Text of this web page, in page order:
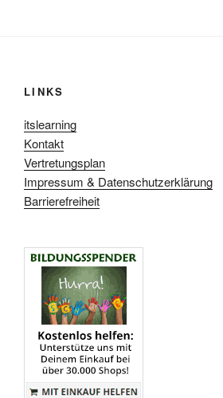
LINKS
itslearning
Kontakt
Vertretungsplan
Impressum & Datenschutzerklärung
Barrierefreiheit